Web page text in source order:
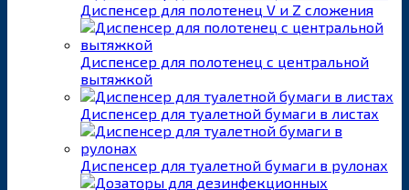
Диспенсер для полотенец V и Z сложения
Диспенсер для полотенец с центральной
вытяжкой
Диспенсер для туалетной бумаги в листах
Диспенсер для туалетной бумаги в рулонах